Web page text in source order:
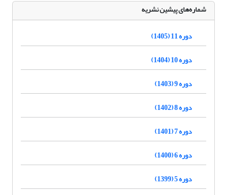
شماره‌های پیشین نشریه
دوره 11 (1405)
دوره 10 (1404)
دوره 9 (1403)
دوره 8 (1402)
دوره 7 (1401)
دوره 6 (1400)
دوره 5 (1399)